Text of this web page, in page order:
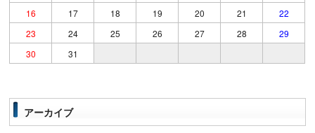
16
17 18 19 20 21
22
23
24 25 26 27 28
29
30
31
アーカイブ